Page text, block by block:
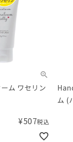
ム ワセリン
¥507税込
ム (